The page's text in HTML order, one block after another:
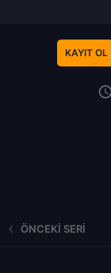
KAYIT OL
ÖNCEKI SERI